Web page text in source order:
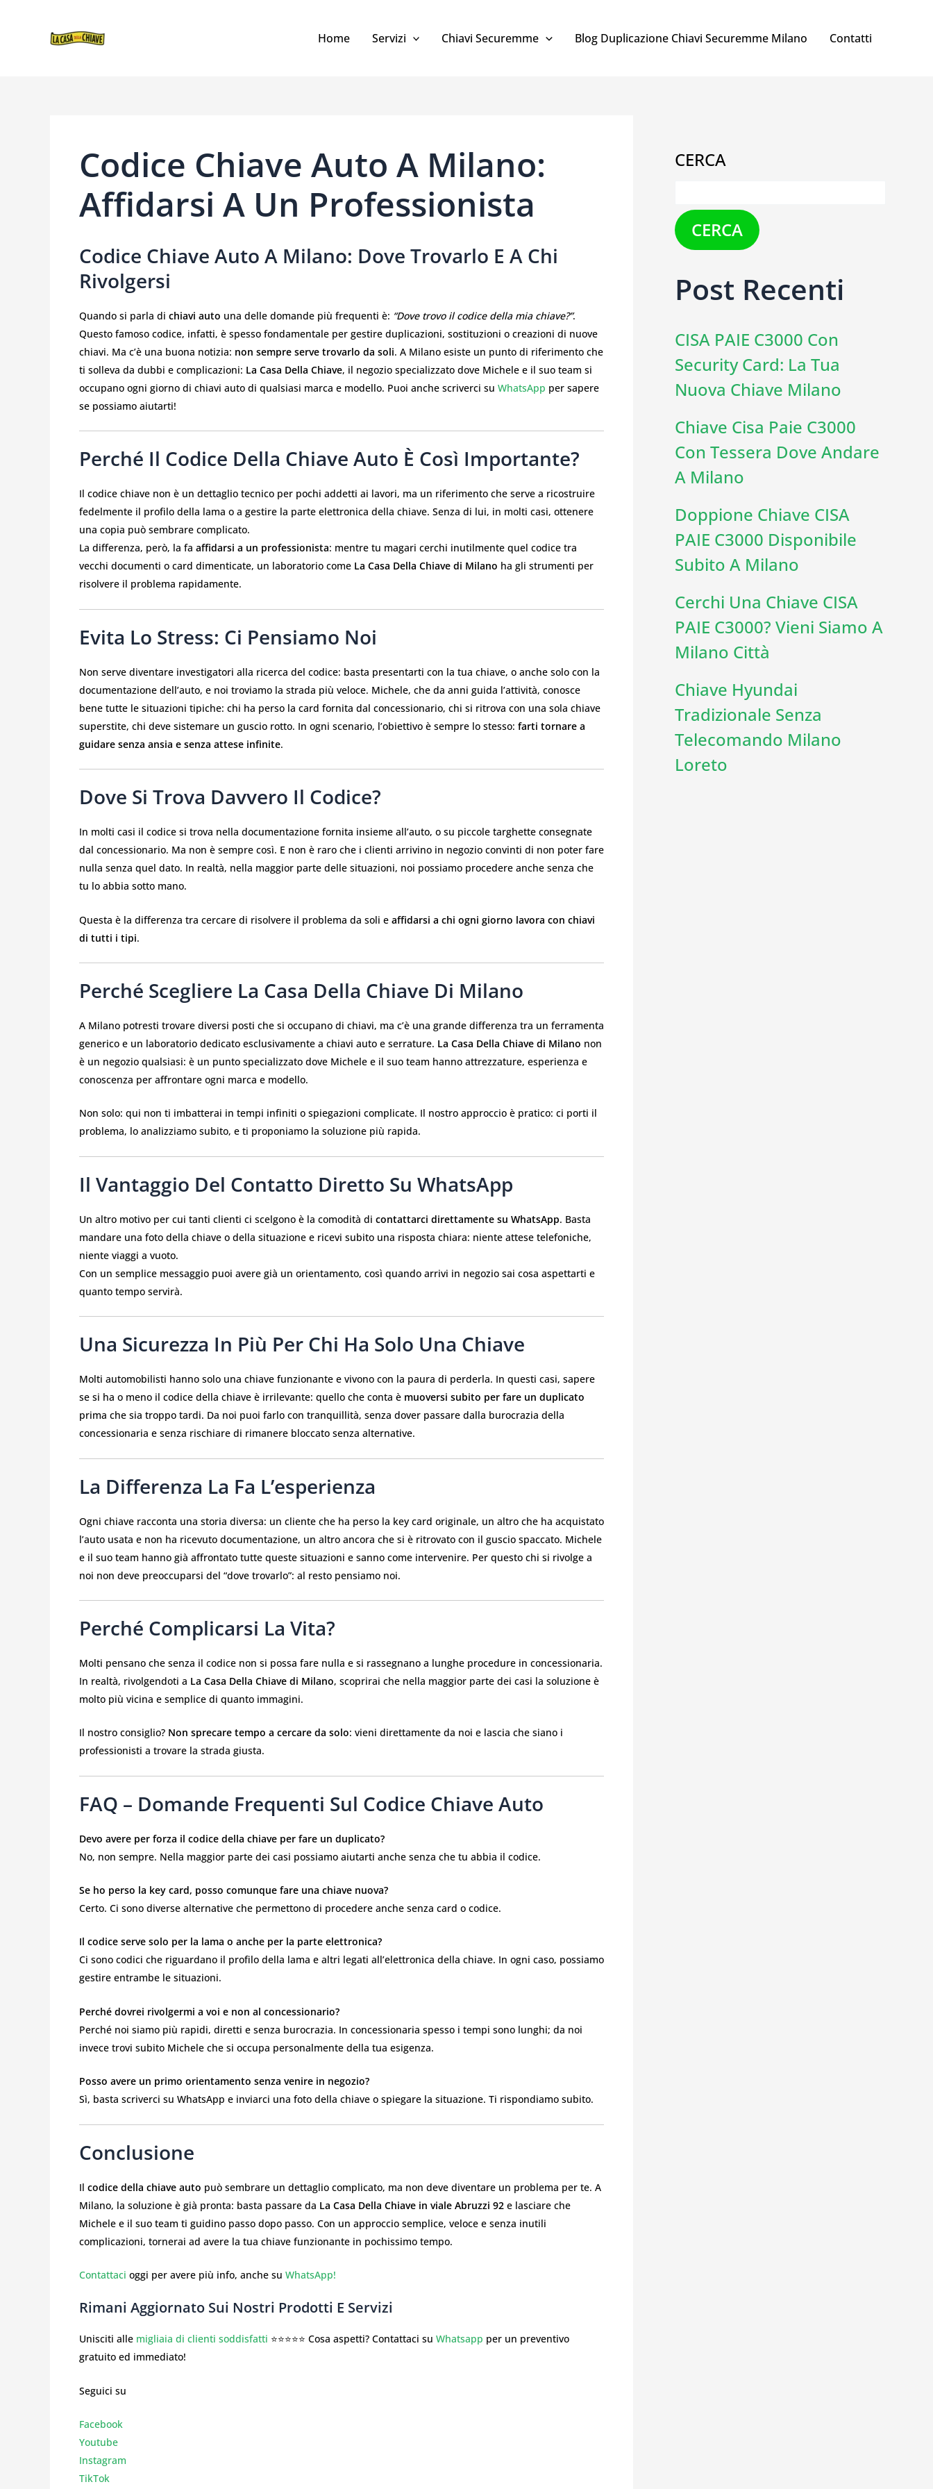
CONTENUTO
Home Servizi Chiavi Securemme Blog Duplicazione Chiavi Securemme Milano Contatti
Codice Chiave Auto A Milano:
Affidarsi A Un Professionista
Codice Chiave Auto A Milano: Dove Trovarlo E A Chi
Rivolgersi
Quando si parla di chiavi auto una delle domande più frequenti è: “Dove trovo il codice della mia chiave?”.
Questo famoso codice, infatti, è spesso fondamentale per gestire duplicazioni, sostituzioni o creazioni di nuove
chiavi. Ma c’è una buona notizia: non sempre serve trovarlo da soli. A Milano esiste un punto di riferimento che
ti solleva da dubbi e complicazioni: La Casa Della Chiave, il negozio specializzato dove Michele e il suo team si
occupano ogni giorno di chiavi auto di qualsiasi marca e modello. Puoi anche scriverci su WhatsApp per sapere
se possiamo aiutarti!
Perché Il Codice Della Chiave Auto È Così Importante?
Il codice chiave non è un dettaglio tecnico per pochi addetti ai lavori, ma un riferimento che serve a ricostruire
fedelmente il profilo della lama o a gestire la parte elettronica della chiave. Senza di lui, in molti casi, ottenere
una copia può sembrare complicato.
La differenza, però, la fa affidarsi a un professionista: mentre tu magari cerchi inutilmente quel codice tra
vecchi documenti o card dimenticate, un laboratorio come La Casa Della Chiave di Milano ha gli strumenti per
risolvere il problema rapidamente.
Evita Lo Stress: Ci Pensiamo Noi
Non serve diventare investigatori alla ricerca del codice: basta presentarti con la tua chiave, o anche solo con la
documentazione dell’auto, e noi troviamo la strada più veloce. Michele, che da anni guida l’attività, conosce
bene tutte le situazioni tipiche: chi ha perso la card fornita dal concessionario, chi si ritrova con una sola chiave
superstite, chi deve sistemare un guscio rotto. In ogni scenario, l’obiettivo è sempre lo stesso: farti tornare a
guidare senza ansia e senza attese infinite.
Dove Si Trova Davvero Il Codice?
In molti casi il codice si trova nella documentazione fornita insieme all’auto, o su piccole targhette consegnate
dal concessionario. Ma non è sempre così. E non è raro che i clienti arrivino in negozio convinti di non poter fare
nulla senza quel dato. In realtà, nella maggior parte delle situazioni, noi possiamo procedere anche senza che
tu lo abbia sotto mano.
Questa è la differenza tra cercare di risolvere il problema da soli e affidarsi a chi ogni giorno lavora con chiavi
di tutti i tipi.
Perché Scegliere La Casa Della Chiave Di Milano
A Milano potresti trovare diversi posti che si occupano di chiavi, ma c’è una grande differenza tra un ferramenta
generico e un laboratorio dedicato esclusivamente a chiavi auto e serrature. La Casa Della Chiave di Milano non
è un negozio qualsiasi: è un punto specializzato dove Michele e il suo team hanno attrezzature, esperienza e
conoscenza per affrontare ogni marca e modello.
Non solo: qui non ti imbatterai in tempi infiniti o spiegazioni complicate. Il nostro approccio è pratico: ci porti il
problema, lo analizziamo subito, e ti proponiamo la soluzione più rapida.
Il Vantaggio Del Contatto Diretto Su WhatsApp
Un altro motivo per cui tanti clienti ci scelgono è la comodità di contattarci direttamente su WhatsApp. Basta
mandare una foto della chiave o della situazione e ricevi subito una risposta chiara: niente attese telefoniche,
niente viaggi a vuoto.
Con un semplice messaggio puoi avere già un orientamento, così quando arrivi in negozio sai cosa aspettarti e
quanto tempo servirà.
Una Sicurezza In Più Per Chi Ha Solo Una Chiave
Molti automobilisti hanno solo una chiave funzionante e vivono con la paura di perderla. In questi casi, sapere
se si ha o meno il codice della chiave è irrilevante: quello che conta è muoversi subito per fare un duplicato
prima che sia troppo tardi. Da noi puoi farlo con tranquillità, senza dover passare dalla burocrazia della
concessionaria e senza rischiare di rimanere bloccato senza alternative.
La Differenza La Fa L’esperienza
Ogni chiave racconta una storia diversa: un cliente che ha perso la key card originale, un altro che ha acquistato
l’auto usata e non ha ricevuto documentazione, un altro ancora che si è ritrovato con il guscio spaccato. Michele
e il suo team hanno già affrontato tutte queste situazioni e sanno come intervenire. Per questo chi si rivolge a
noi non deve preoccuparsi del “dove trovarlo”: al resto pensiamo noi.
Perché Complicarsi La Vita?
Molti pensano che senza il codice non si possa fare nulla e si rassegnano a lunghe procedure in concessionaria.
In realtà, rivolgendoti a La Casa Della Chiave di Milano, scoprirai che nella maggior parte dei casi la soluzione è
molto più vicina e semplice di quanto immagini.
Il nostro consiglio? Non sprecare tempo a cercare da solo: vieni direttamente da noi e lascia che siano i
professionisti a trovare la strada giusta.
FAQ – Domande Frequenti Sul Codice Chiave Auto
Devo avere per forza il codice della chiave per fare un duplicato?
No, non sempre. Nella maggior parte dei casi possiamo aiutarti anche senza che tu abbia il codice.
Se ho perso la key card, posso comunque fare una chiave nuova?
Certo. Ci sono diverse alternative che permettono di procedere anche senza card o codice.
Il codice serve solo per la lama o anche per la parte elettronica?
Ci sono codici che riguardano il profilo della lama e altri legati all’elettronica della chiave. In ogni caso, possiamo
gestire entrambe le situazioni.
Perché dovrei rivolgermi a voi e non al concessionario?
Perché noi siamo più rapidi, diretti e senza burocrazia. In concessionaria spesso i tempi sono lunghi; da noi
invece trovi subito Michele che si occupa personalmente della tua esigenza.
Posso avere un primo orientamento senza venire in negozio?
Sì, basta scriverci su WhatsApp e inviarci una foto della chiave o spiegare la situazione. Ti rispondiamo subito.
Conclusione
Il codice della chiave auto può sembrare un dettaglio complicato, ma non deve diventare un problema per te. A
Milano, la soluzione è già pronta: basta passare da La Casa Della Chiave in viale Abruzzi 92 e lasciare che
Michele e il suo team ti guidino passo dopo passo. Con un approccio semplice, veloce e senza inutili
complicazioni, tornerai ad avere la tua chiave funzionante in pochissimo tempo.
Contattaci oggi per avere più info, anche su WhatsApp!
Rimani Aggiornato Sui Nostri Prodotti E Servizi
Unisciti alle migliaia di clienti soddisfatti ⭐⭐⭐⭐⭐ Cosa aspetti? Contattaci su Whatsapp per un preventivo
gratuito ed immediato!
Seguici su
Facebook
Youtube
Instagram
TikTok
CERCA
CERCA
Post Recenti
CISA PAIE C3000 Con
Security Card: La Tua
Nuova Chiave Milano
Chiave Cisa Paie C3000
Con Tessera Dove Andare
A Milano
Doppione Chiave CISA
PAIE C3000 Disponibile
Subito A Milano
Cerchi Una Chiave CISA
PAIE C3000? Vieni Siamo A
Milano Città
Chiave Hyundai
Tradizionale Senza
Telecomando Milano
Loreto